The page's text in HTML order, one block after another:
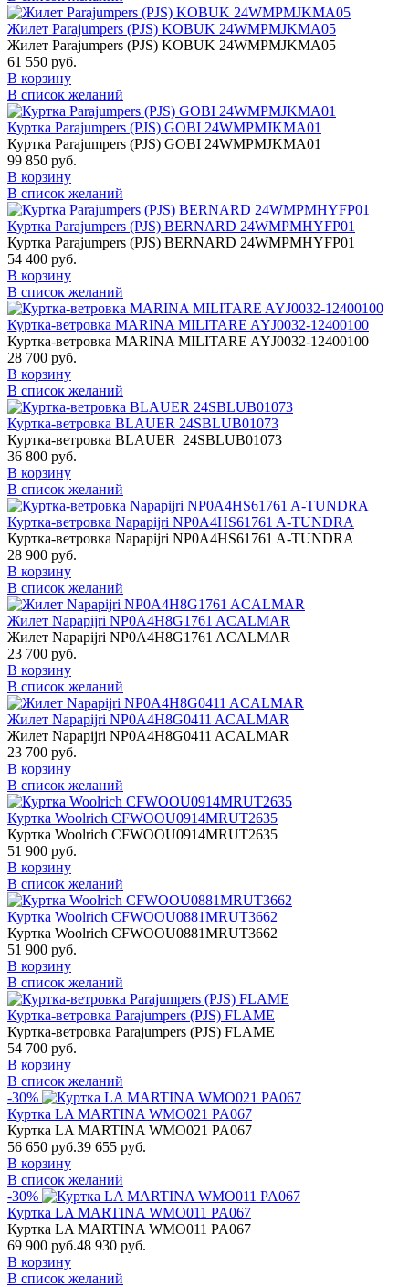
Жилет Parajumpers (PJS) KOBUK 24WMPMJKMA05
Жилет Parajumpers (PJS) KOBUK 24WMPMJKMA05
61 550 руб.
В корзину
В список желаний
Куртка Parajumpers (PJS) GOBI 24WMPMJKMA01
Куртка Parajumpers (PJS) GOBI 24WMPMJKMA01
99 850 руб.
В корзину
В список желаний
Куртка Parajumpers (PJS) BERNARD 24WMPMHYFP01
Куртка Parajumpers (PJS) BERNARD 24WMPMHYFP01
54 400 руб.
В корзину
В список желаний
Куртка-ветровка MARINA MILITARE AYJ0032-12400100
Куртка-ветровка MARINA MILITARE AYJ0032-12400100
28 700 руб.
В корзину
В список желаний
Куртка-ветровка BLAUER 24SBLUB01073
Куртка-ветровка BLAUER 24SBLUB01073
36 800 руб.
В корзину
В список желаний
Куртка-ветровка Napapijri NP0A4HS61761 A-TUNDRA
Куртка-ветровка Napapijri NP0A4HS61761 A-TUNDRA
28 900 руб.
В корзину
В список желаний
Жилет Napapijri NP0A4H8G1761 ACALMAR
Жилет Napapijri NP0A4H8G1761 ACALMAR
23 700 руб.
В корзину
В список желаний
Жилет Napapijri NP0A4H8G0411 ACALMAR
Жилет Napapijri NP0A4H8G0411 ACALMAR
23 700 руб.
В корзину
В список желаний
Куртка Woolrich CFWOOU0914MRUT2635
Куртка Woolrich CFWOOU0914MRUT2635
51 900 руб.
В корзину
В список желаний
Куртка Woolrich CFWOOU0881MRUT3662
Куртка Woolrich CFWOOU0881MRUT3662
51 900 руб.
В корзину
В список желаний
Куртка-ветровка Parajumpers (PJS) FLAME
Куртка-ветровка Parajumpers (PJS) FLAME
54 700 руб.
В корзину
В список желаний
-30%
Куртка LA MARTINA WMO021 PA067
Куртка LA MARTINA WMO021 PA067
56 650 руб.39 655 руб.
В корзину
В список желаний
-30%
Куртка LA MARTINA WMO011 PA067
Куртка LA MARTINA WMO011 PA067
69 900 руб.48 930 руб.
В корзину
В список желаний